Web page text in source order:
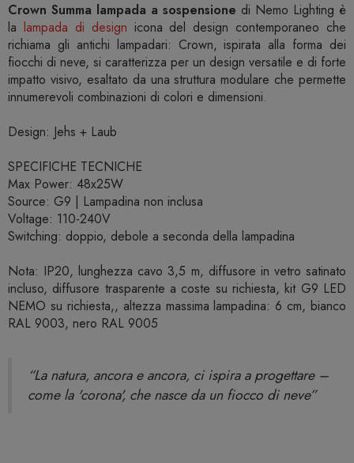
Crown Summa lampada a sospensione di Nemo Lighting è
la lampada di design icona del design contemporaneo che
richiama gli antichi lampadari: Crown, ispirata alla forma dei
fiocchi di neve, si caratterizza per un design versatile e di forte
impatto visivo, esaltato da una struttura modulare che permette
innumerevoli combinazioni di colori e dimensioni.
Design: Jehs + Laub
SPECIFICHE TECNICHE
Max Power: 48x25W
Source: G9 | Lampadina non inclusa
Voltage: 110-240V
Switching: doppio, debole a seconda della lampadina
Nota: IP20, lunghezza cavo 3,5 m, diffusore in vetro satinato
incluso, diffusore trasparente a coste su richiesta, kit G9 LED
NEMO su richiesta,, altezza massima lampadina: 6 cm, bianco
RAL 9003, nero RAL 9005
“La natura, ancora e ancora, ci ispira a progettare –
come la 'corona', che nasce da un fiocco di neve”